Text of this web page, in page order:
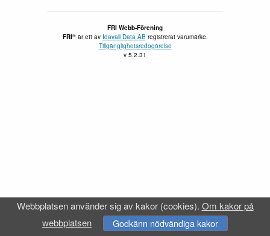
FRI Webb-Förening
FRI®är ett av Idavall Data AB registrerat varumärke.
Tillgänglighetsredogörelse
v 5.2.31
Webbplatsen använder sig av kakor (cookies). Om kakor på
webbplatsen
Godkänn nödvändiga kakor